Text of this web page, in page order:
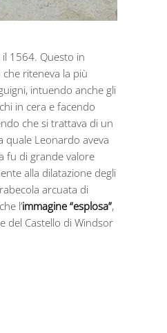
1564. Questo in
riteneva la più
intuendo anche gli
in cera e facendo
che si trattava di un
quale Leonardo aveva
fu di grande valore
alla dilatazione degli
arcuata di
l’immagine “esplosa”,
del Castello di Windsor